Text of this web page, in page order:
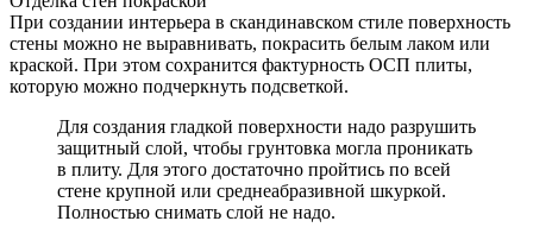
При создании интерьера в скандинавском стиле поверхность
стены можно не выравнивать, покрасить белым лаком или
краской. При этом сохранится фактурность ОСП плиты,
которую можно подчеркнуть подсветкой.
Для создания гладкой поверхности надо разрушить
защитный слой, чтобы грунтовка могла проникать
в плиту. Для этого достаточно пройтись по всей
стене крупной или среднеабразивной шкуркой.
Полностью снимать слой не надо.